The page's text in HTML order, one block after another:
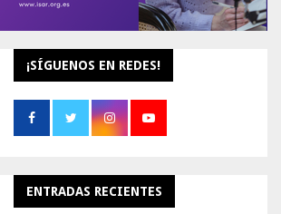
¡SÍGUENOS EN REDES!
ENTRADAS RECIENTES